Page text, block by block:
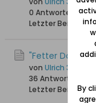
0 Antworten
44
Letzter Beitrag
"Fetter
von Ulrich 31
36 Antworten
Letzter Beitrag
By